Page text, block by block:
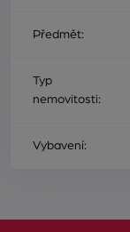
Předmět:
Typ
nemovitosti:
Vybavení: